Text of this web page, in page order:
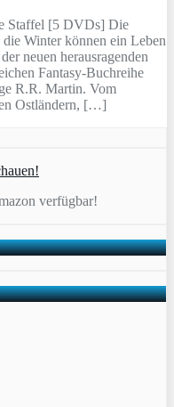
Staffel [5 DVDs] Die
Winter können ein Leben
neuen herausragenden
Fantasy-Buchreihe
R.R. Martin. Vom
Ostländern, […]
verfügbar!